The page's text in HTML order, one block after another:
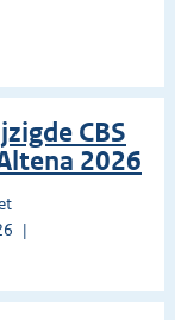
CBS
2026